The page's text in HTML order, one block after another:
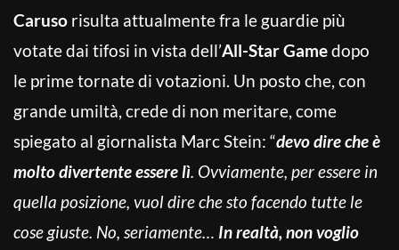
Caruso risulta attualmente fra le guardie più
votate dai tifosi in vista dell’All-Star Gamedopo
le prime tornate di votazioni. Un posto che, con
grande umiltà, crede di non meritare, come
spiegato al giornalista Marc Stein: “devo dire che è
molto divertente essere lì. Ovviamente, per essere in
quella posizione, vuol dire che sto facendo tutte le
cose giuste. No, seriamente… In realtà, non voglio